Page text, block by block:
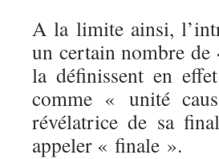
A la limite ainsi,
un certain nombre
la définissent en
comme « unité
révélatrice de sa
appeler « finale ».